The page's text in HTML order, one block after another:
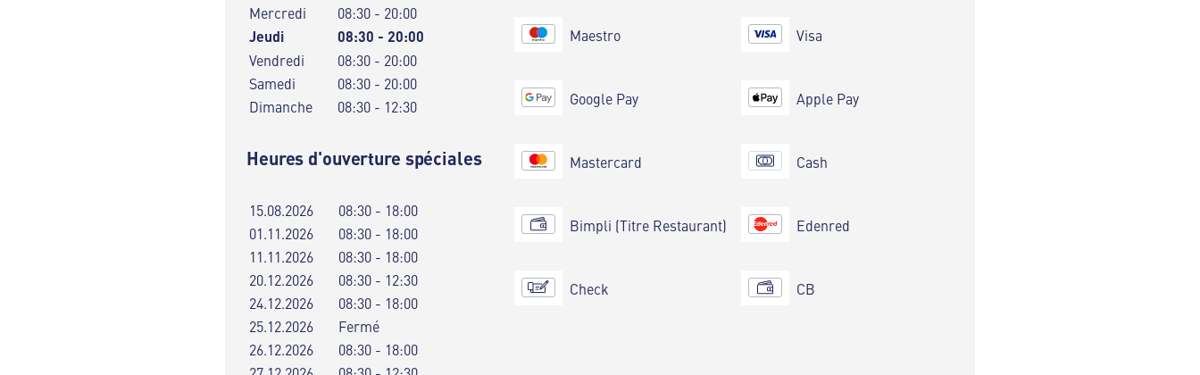
Mercredi
08:30 - 20:00
Jeudi 08:30 - 20:00
Vendredi
08:30 - 20:00
Samedi
08:30 - 20:00
Dimanche
08:30 - 12:30
Heures d'ouverture spéciales
15.08.2026
08:30 - 18:00
01.11.2026
08:30 - 18:00
11.11.2026
08:30 - 18:00
20.12.2026
08:30 - 12:30
24.12.2026
08:30 - 18:00
25.12.2026
Fermé
26.12.2026
08:30 - 18:00
Maestro
Google Pay
Mastercard
Bimpli (Titre Restaurant)
Check
Visa
Apple Pay
Cash
Edenred
CB